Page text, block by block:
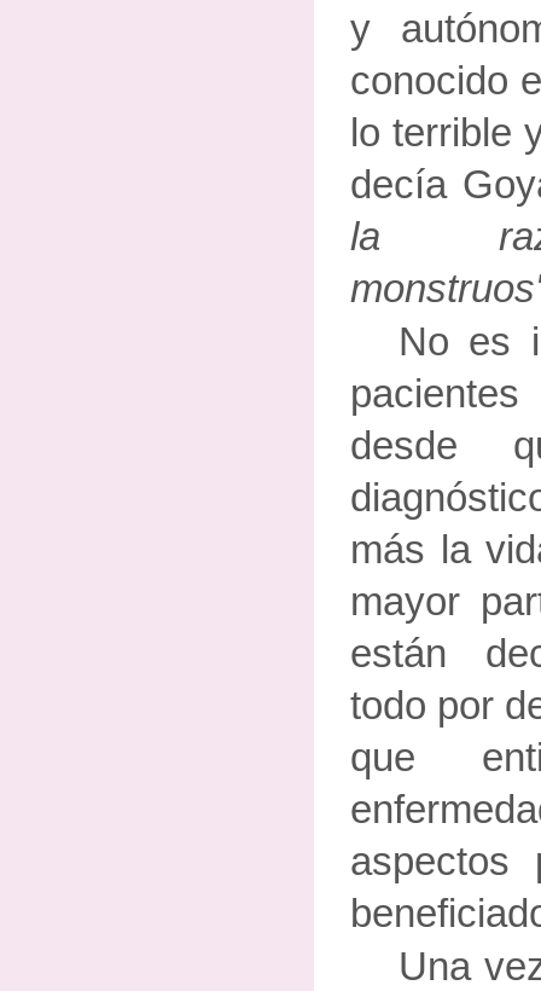
y
conocido
lo terrible
decía
la
No es
desde
más la
mayor
están
todo por
que
aspectos
Una